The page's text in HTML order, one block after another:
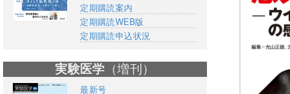
定期購読案内
定期購読WEB版
定期購読申込状況
実験医学 （増刊）
最新号